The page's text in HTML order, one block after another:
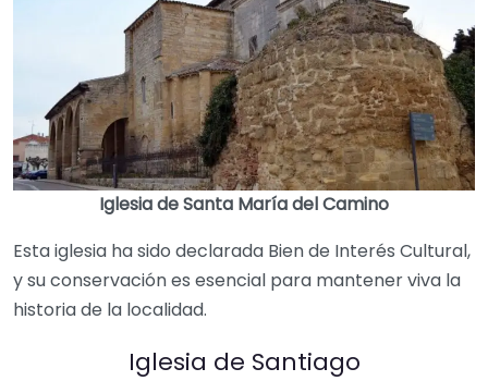
Iglesia de Santa María del Camino
Esta iglesia ha sido declarada Bien de Interés Cultural,
y su conservación es esencial para mantener viva la
historia de la localidad.
Iglesia de Santiago